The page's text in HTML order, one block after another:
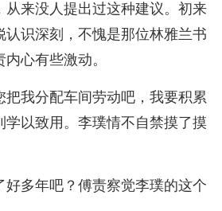
从来没人提出过这种建议。初来
认识深刻，不愧是那位林雅兰书
心有些激动。
把我分配车间劳动吧，我要积累
学以致用。李璞情不自禁摸了摸
好多年吧？傅责察觉李璞的这个